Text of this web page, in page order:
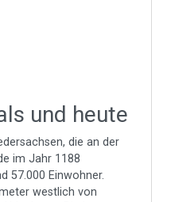
und heute
die an der
im Jahr 1188
57.000 Einwohner.
westlich von